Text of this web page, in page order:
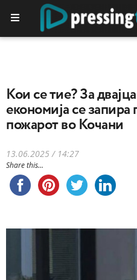
Кои се тие? За
економија се запира
пожарот во Кочани
13.06.2025 / 14:27
Share this...